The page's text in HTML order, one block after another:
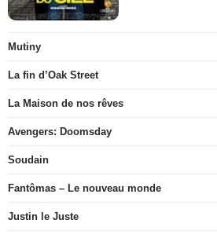
Mutiny
La fin d’Oak Street
La Maison de nos rêves
Avengers: Doomsday
Soudain
Fantômas – Le nouveau monde
Justin le Juste